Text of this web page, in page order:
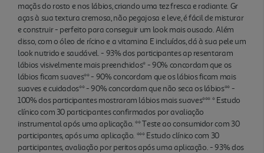
maçãs do rosto e nos lábios, criando uma tez fresca e radiante. Gr
aças à sua textura cremosa, não pegajosa e leve, é fácil de misturar
e construir - perfeito para conseguir um look mais ousado. Além
disso, com o óleo de rícino e a vitamina E incluídos, dá à sua pele um
look nutrido e saudável. - 93% dos participantes ap resentaram
lábios visivelmente mais preenchidos* - 90% concordam que os
lábios ficam suaves** - 90% concordam que os lábios ficam mais
suaves e cuidados** - 90% concordam que não seca os lábios** -
100% dos participantes mostraram lábios mais suaves*** * Estudo
clínico com 30 participantes confirmados por avaliação
instrumental após uma aplicação. ** Teste ao consumidor com 30
participantes, após uma aplicação. *** Estudo clínico com 30
participantes, avaliação por peritos após uma aplicação. - 93% dos